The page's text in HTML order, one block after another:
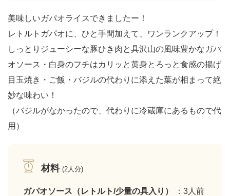
美味しいガパオライスできましたー！
レトルトガパオに、ひと手間加えて、ワンランクアップ！
しっとりジューシーな豚ひき肉と具沢山の風味豊かなガパ
オソース・白身のフチはカリッと黄身とろっと食感の揚げ
目玉焼き・ご飯・バジルの代わりに添えた葉が相まって絶
妙な味わい！
（バジルがなかったので、代わりに冷蔵庫にあるもので代
用）
材料 (2人分)
ガパオソース（レトルト/少量の具入り） ：3人前